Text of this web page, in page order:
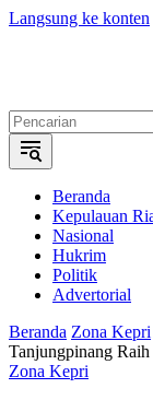
Langsung ke konten
Beranda
Kepulauan
Nasional
Hukrim
Politik
Advertorial
Beranda Zona Kepri
Tanjungpinang
Zona Kepri